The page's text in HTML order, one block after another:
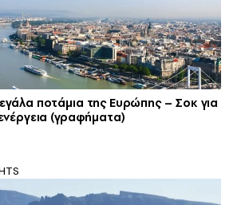
ποτάμια της Ευρώπης – Σοκ για
(γραφήματα)